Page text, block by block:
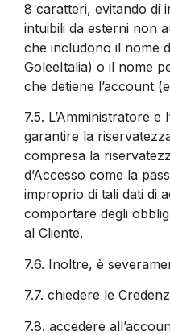
8 caratteri, evitando di
intuibili da esterni non
che includono il nome
GoleeItalia) o il nome
che detiene l’account
7.5. L’Amministratore e
garantire la
compresa la
d’Accesso come la
improprio di tali dati di
comportare degli
al Cliente.
7.6. Inoltre, è
7.7. chiedere le
7.8. accedere